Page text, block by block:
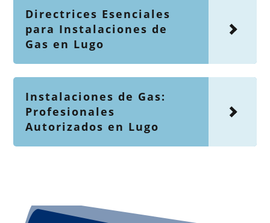
Directrices Esenciales
para Instalaciones de
Gas en Lugo
Instalaciones de Gas:
Profesionales
Autorizados en Lugo